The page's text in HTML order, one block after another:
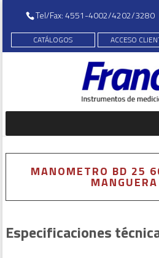
Tel/Fax: 4551-4002/4202/3280
ACCESO
CATÁLOGOS
MANOMETRO BD 25
MANGUERA
Especificaciones